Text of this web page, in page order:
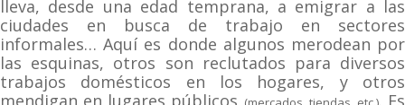
lleva, desde una edad temprana, a emigrar a las
ciudades en busca de trabajo en sectores
informales… Aquí es donde algunos merodean por
las esquinas, otros son reclutados para diversos
trabajos domésticos en los hogares, y otros
mendigan en lugares públicos
. Es